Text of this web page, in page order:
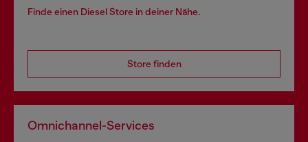
Finde einen Diesel Store in deiner Nähe.
Store finden
Omnichannel-Services